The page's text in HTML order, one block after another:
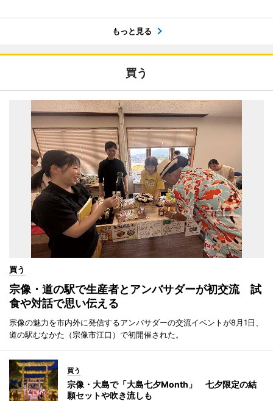
もっと見る
買う
買う
宗像・道の駅で生産者とアンバサダーが初交流 試
食や対話で思い伝える
宗像の魅力を市内外に発信するアンバサダーの交流イベントが8月1日、
道の駅むなかた（宗像市江口）で初開催された。
買う
宗像・大島で「大島七夕Month」 七夕限定の結
願セットや吹き流しも